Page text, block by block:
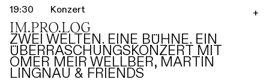
19:30 Konzert
IM.PRO.LOG
ZWEI WELTEN. EINE BÜHNE. EIN
ÜBERRASCHUNGSKONZERT MIT
OMER MEIR WELLBER, MARTIN
LINGNAU & FRIENDS
+